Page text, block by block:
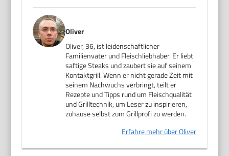
Oliver
Oliver, 36, ist leidenschaftlicher
Familienvater und Fleischliebhaber. Er liebt
saftige Steaks und zaubert sie auf seinem
Kontaktgrill. Wenn er nicht gerade Zeit mit
seinem Nachwuchs verbringt, teilt er
Rezepte und Tipps rund um Fleischqualität
und Grilltechnik, um Leser zu inspirieren,
zuhause selbst zum Grillprofi zu werden.
Erfahre mehr über Oliver